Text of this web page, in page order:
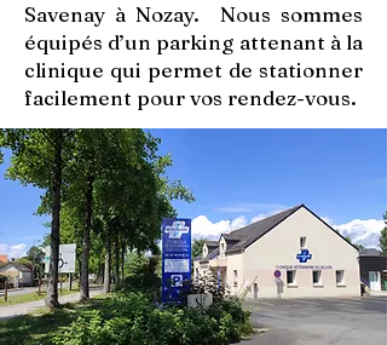
Savenay à Nozay. Nous sommes
équipés d’un parking attenant à la
clinique qui permet de stationner
facilement pour vos rendez-vous.